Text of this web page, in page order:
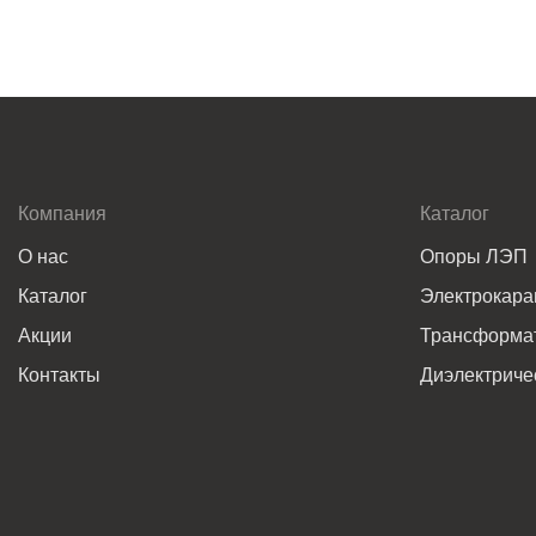
Компания
О нас
Каталог
Акции
Контакты
Каталог
Опоры ЛЭП